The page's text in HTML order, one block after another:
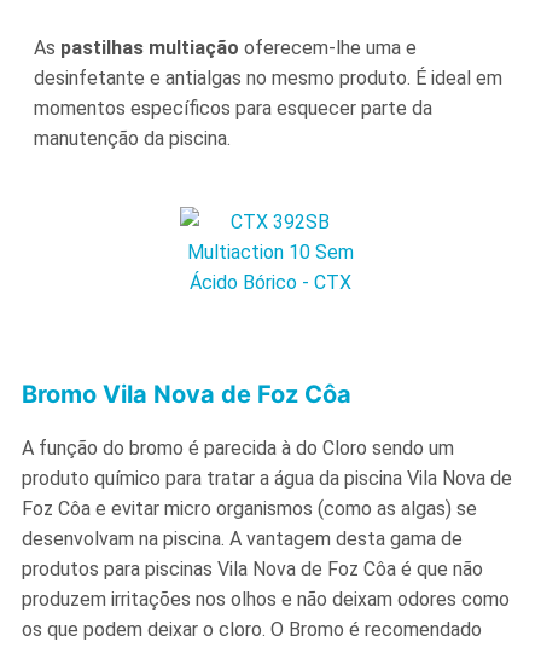
As pastilhas multiação oferecem-lhe uma e
desinfetante e antialgas no mesmo produto. É ideal em
momentos específicos para esquecer parte da
manutenção da piscina.
Bromo Vila Nova de Foz Côa
A função do bromo é parecida à do Cloro sendo um
produto químico para tratar a água da piscina Vila Nova de
Foz Côa e evitar micro organismos (como as algas) se
desenvolvam na piscina. A vantagem desta gama de
produtos para piscinas Vila Nova de Foz Côa é que não
produzem irritações nos olhos e não deixam odores como
os que podem deixar o cloro. O Bromo é recomendado